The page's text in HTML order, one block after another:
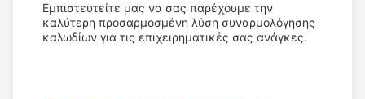
Εμπιστευτείτε μας να σας παρέχουμε την
καλύτερη προσαρμοσμένη λύση συναρμολόγησης
καλωδίων για τις επιχειρηματικές σας ανάγκες.